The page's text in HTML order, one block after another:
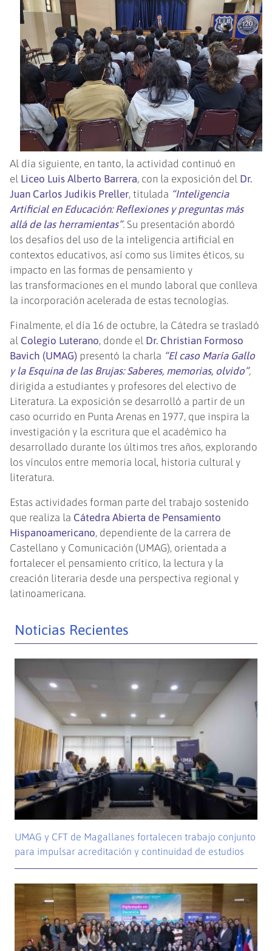
Al día siguiente, en tanto, la actividad continuó en
el Liceo Luis Alberto Barrera, con la exposición del Dr.
Juan Carlos Judikis Preller, titulada “Inteligencia
Artificial en Educación: Reflexiones y preguntas más
allá de las herramientas”. Su presentación abordó
los desafíos del uso de la inteligencia artificial en
contextos educativos, así como sus límites éticos, su
impacto en las formas de pensamiento y
las transformaciones en el mundo laboral que conlleva
la incorporación acelerada de estas tecnologías.
Finalmente, el día 16 de octubre, la Cátedra se trasladó
al Colegio Luterano, donde el Dr. Christian Formoso
Bavich (UMAG) presentó la charla “El caso María Gallo
y la Esquina de las Brujas: Saberes, memorias, olvido”,
dirigida a estudiantes y profesores del electivo de
Literatura. La exposición se desarrolló a partir de un
caso ocurrido en Punta Arenas en 1977, que inspira la
investigación y la escritura que el académico ha
desarrollado durante los últimos tres años, explorando
los vínculos entre memoria local, historia cultural y
literatura.
Estas actividades forman parte del trabajo sostenido
que realiza la Cátedra Abierta de Pensamiento
Hispanoamericano, dependiente de la carrera de
Castellano y Comunicación (UMAG), orientada a
fortalecer el pensamiento crítico, la lectura y la
creación literaria desde una perspectiva regional y
latinoamericana.
Noticias Recientes
UMAG y CFT de Magallanes fortalecen trabajo conjunto
para impulsar acreditación y continuidad de estudios